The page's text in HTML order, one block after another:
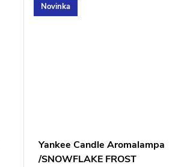
Novinka
Yankee Candle Aromalampa
/SNOWFLAKE FROST